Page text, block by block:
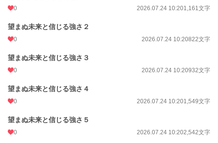
0 2026.07.24 10:201,161文字
望まぬ未来と信じる強さ２
0 2026.07.24 10:20822文字
望まぬ未来と信じる強さ３
0 2026.07.24 10:20932文字
望まぬ未来と信じる強さ４
0 2026.07.24 10:201,549文字
望まぬ未来と信じる強さ５
0 2026.07.24 10:202,542文字